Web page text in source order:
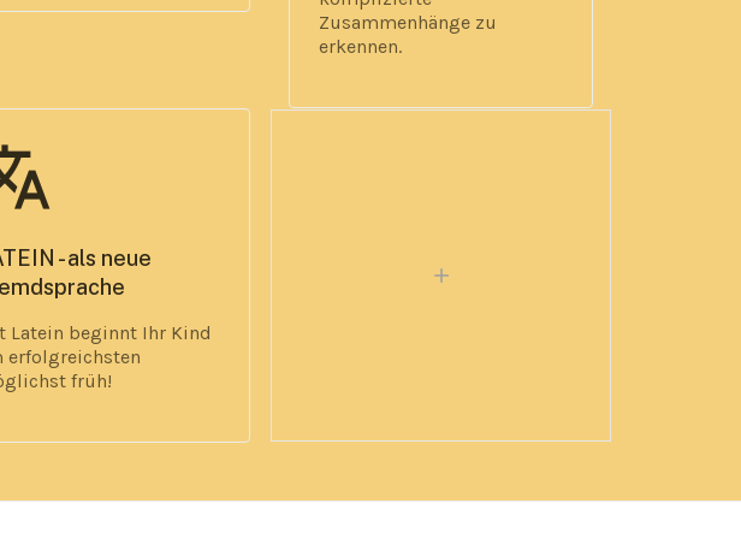
Zusammenhänge zu
erkennen.
- als neue
Latein beginnt Ihr Kind
erfolgreichsten
früh!